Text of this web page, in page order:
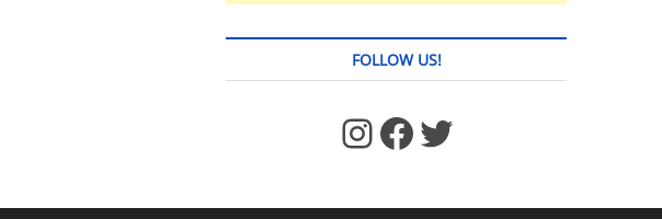
FOLLOW US!
https://www.facebook.com/jstages/ Facebook Twitter